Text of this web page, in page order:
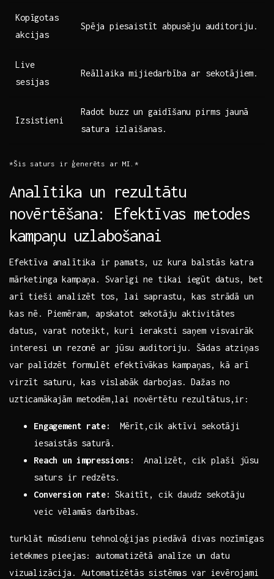
Kopīgotas
akcijas
Spēja⁣ piesaistīt⁤ abpusēju​ auditoriju.
Live
sesijas
Reāllaika mijiedarbība ar sekotājiem.
Izsistieni
Radot buzz un gaidīšanu‍ pirms⁤ jaunā
satura⁣ izlaišanas.
*Šis ⁤saturs ir ģenerēts ⁢ar MI.*
Analītika un rezultātu
novērtēšana: Efektīvas metodes​
kampaņu uzlabošanai
Efektīva‍ analītika ‍ir pamats, uz kura balstās katra
mārketinga kampaņa. ⁤Svarīgi ne tikai⁤ iegūt⁣ datus, bet
arī‌ tieši analizēt ⁤tos,‌ lai saprastu, kas​ strādā un⁢
kas nē. ​Piemēram, apskatot ⁣sekotāju aktivitātes
datus, varat noteikt, kuri ieraksti saņem visvairāk
interesi un​ rezonē ar ⁢jūsu auditoriju. Šādas atziņas
var‌ palīdzēt formulēt efektīvākas kampaņas, kā arī
virzīt saturu,⁣ kas vislabāk ⁢darbojas.⁢ Dažas no​
uzticamākajām metodēm,lai novērtētu rezultātus,ir:
Engagement rate:
⁤ Mērīt,cik aktīvi sekotāji⁣
iesaistās⁣ saturā.
Reach‍ un ⁤impressions:
‍ Analizēt, cik⁤ plaši⁢ jūsu‌
saturs‍ ir redzēts.
Conversion rate: Skaitīt, cik ​daudz⁤ sekotāju‌
veic‌ vēlamās darbības.
turklāt mūsdienu tehnoloģijas piedāvā divas nozīmīgas
ietekmes ⁤pieejas: automatizētā analīze un datu
vizualizācija. Automatizētās sistēmas var ievērojami